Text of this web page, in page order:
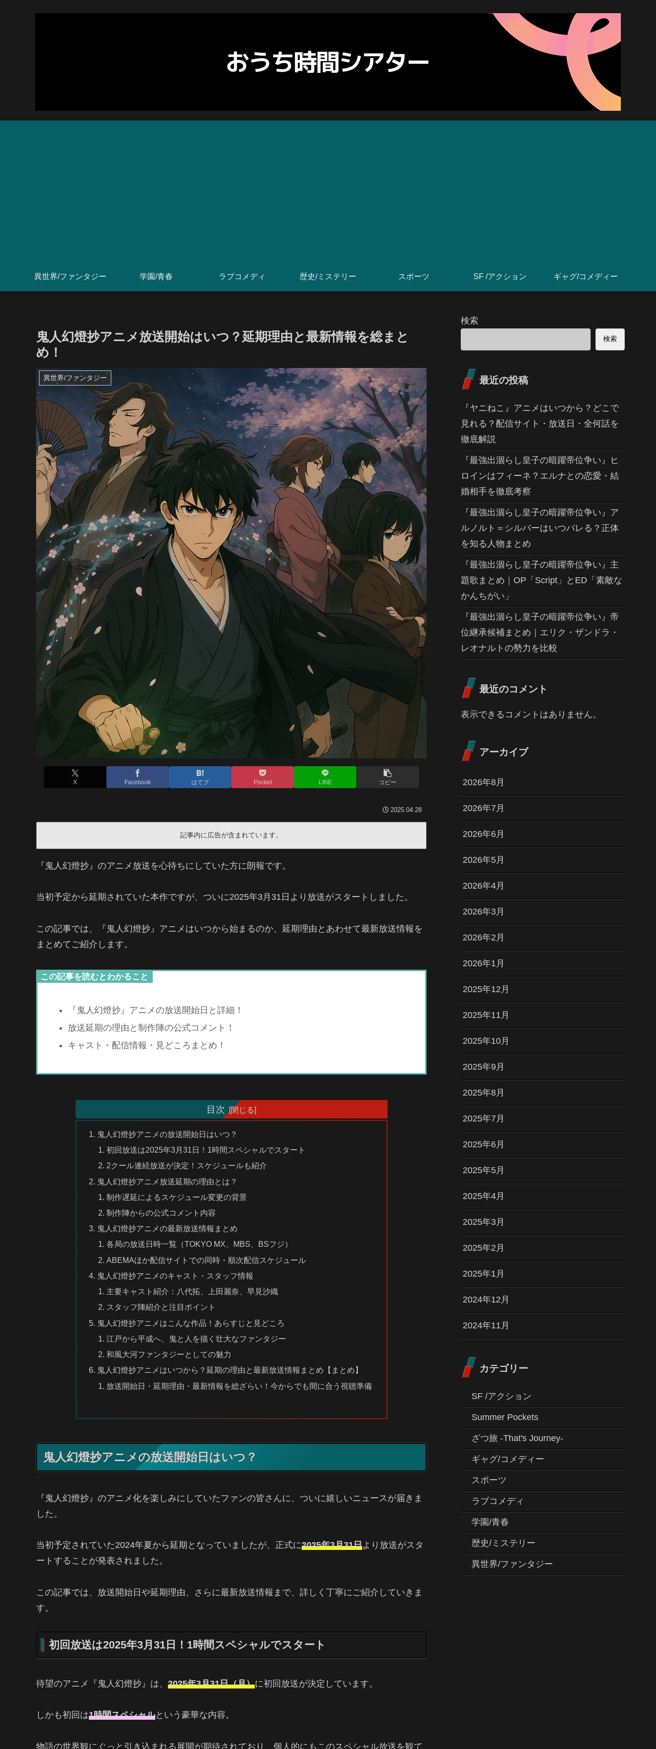
異世界/ファンタジー 学園/青春 ラブコメディ 歴史/ミステリー スポーツ SF /アクション ギャグ/コメディー
鬼人幻燈抄アニメ放送開始はいつ？延期理由と最新情報を総まと
め！
異世界/ファンタジー
X Facebook はてブ Pocket LINE コピー
2025.04.28
記事内に広告が含まれています。
『鬼人幻燈抄』のアニメ放送を心待ちにしていた方に朗報です。
当初予定から延期されていた本作ですが、ついに2025年3月31日より放送がスタートしました。
この記事では、『鬼人幻燈抄』アニメはいつから始まるのか、延期理由とあわせて最新放送情報を
まとめてご紹介します。
この記事を読むとわかること
『鬼人幻燈抄』アニメの放送開始日と詳細！
放送延期の理由と制作陣の公式コメント！
キャスト・配信情報・見どころまとめ！
目次
鬼人幻燈抄アニメの放送開始日はいつ？
初回放送は2025年3月31日！1時間スペシャルでスタート
2クール連続放送が決定！スケジュールも紹介
鬼人幻燈抄アニメ放送延期の理由とは？
制作遅延によるスケジュール変更の背景
制作陣からの公式コメント内容
鬼人幻燈抄アニメの最新放送情報まとめ
各局の放送日時一覧（TOKYO MX、MBS、BSフジ）
ABEMAほか配信サイトでの同時・順次配信スケジュール
鬼人幻燈抄アニメのキャスト・スタッフ情報
主要キャスト紹介：八代拓、上田麗奈、早見沙織
スタッフ陣紹介と注目ポイント
鬼人幻燈抄アニメはこんな作品！あらすじと見どころ
江戸から平成へ、鬼と人を描く壮大なファンタジー
和風大河ファンタジーとしての魅力
鬼人幻燈抄アニメはいつから？延期の理由と最新放送情報まとめ【まとめ】
放送開始日・延期理由・最新情報を総ざらい！今からでも間に合う視聴準備
鬼人幻燈抄アニメの放送開始日はいつ？
『鬼人幻燈抄』のアニメ化を楽しみにしていたファンの皆さんに、ついに嬉しいニュースが届きま
した。
当初予定されていた2024年夏から延期となっていましたが、正式に2025年3月31日より放送がスタ
ートすることが発表されました。
この記事では、放送開始日や延期理由、さらに最新放送情報まで、詳しく丁寧にご紹介していきま
す。
初回放送は2025年3月31日！1時間スペシャルでスタート
待望のアニメ『鬼人幻燈抄』は、 2025年3月31日（月）に初回放送が決定しています。
しかも初回は1時間スペシャルという豪華な内容。
物語の世界観にぐっと引き込まれる展開が期待されており、個人的にもこのスペシャル放送を観て
検索
検索
最近の投稿
『ヤニねこ』アニメはいつから？どこで
見れる？配信サイト・放送日・全何話を
徹底解説
『最強出涸らし皇子の暗躍帝位争い』ヒ
ロインはフィーネ？エルナとの恋愛・結
婚相手を徹底考察
『最強出涸らし皇子の暗躍帝位争い』ア
ルノルト＝シルバーはいつバレる？正体
を知る人物まとめ
『最強出涸らし皇子の暗躍帝位争い』主
題歌まとめ｜OP「Script」とED「素敵な
かんちがい」
『最強出涸らし皇子の暗躍帝位争い』帝
位継承候補まとめ｜エリク・ザンドラ・
レオナルトの勢力を比較
最近のコメント
表示できるコメントはありません。
アーカイブ
2026年8月
2026年7月
2026年6月
2026年5月
2026年4月
2026年3月
2026年2月
2026年1月
2025年12月
2025年11月
2025年10月
2025年9月
2025年8月
2025年7月
2025年6月
2025年5月
2025年4月
2025年3月
2025年2月
2025年1月
2024年12月
2024年11月
カテゴリー
SF /アクション
Summer Pockets
ざつ旅 -That's Journey-
ギャグ/コメディー
スポーツ
ラブコメディ
学園/青春
歴史/ミステリー
異世界/ファンタジー